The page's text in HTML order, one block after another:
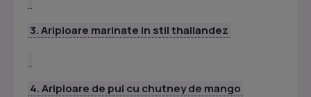
3. Aripioare marinate in stil thailandez
4. Aripioare de pui cu chutney de mango